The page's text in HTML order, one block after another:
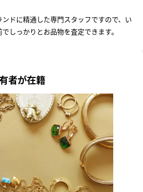
ドに精通した専門スタッフですので、い
しっかりとお品物を査定できます。
者が在籍